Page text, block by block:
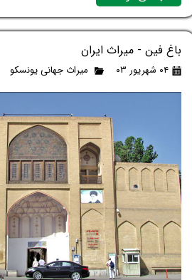
باغ فین - میراث ایران
۰۴ شهریور ۰۳ میراث جهانی یونسکو